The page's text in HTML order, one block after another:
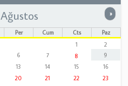
»
Ağustos
Per Cum Cts
Paz
1
2
6 7 8
9
13 14 15
16
20 21 22
23